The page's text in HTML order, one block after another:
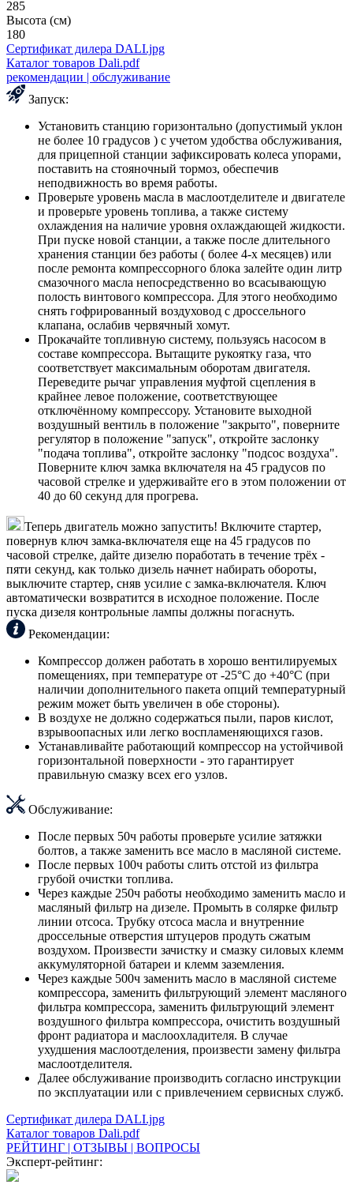
285
Высота (см)
180
Сертификат дилера DALI.jpg
Каталог товаров Dali.pdf
рекомендации | обслуживание
Запуск:
Установить станцию горизонтально (допустимый уклон
не более 10 градусов ) с учетом удобства обслуживания,
для прицепной станции зафиксировать колеса упорами,
поставить на стояночный тормоз, обеспечив
неподвижность во время работы.
Проверьте уровень масла в маслоотделителе и двигателе
и проверьте уровень топлива, а также систему
охлаждения на наличие уровня охлаждающей жидкости.
При пуске новой станции, а также после длительного
хранения станции без работы ( более 4-х месяцев) или
после ремонта компрессорного блока залейте один литр
смазочного масла непосредственно во всасывающую
полость винтового компрессора. Для этого необходимо
снять гофрированный воздуховод с дроссельного
клапана, ослабив червячный хомут.
Прокачайте топливную систему, пользуясь насосом в
составе компрессора. Вытащите рукоятку газа, что
соответствует максимальным оборотам двигателя.
Переведите рычаг управления муфтой сцепления в
крайнее левое положение, соответствующее
отключённому компрессору. Установите выходной
воздушный вентиль в положение "закрыто", поверните
регулятор в положение "запуск", откройте заслонку
"подача топлива", откройте заслонку "подсос воздуха".
Поверните ключ замка включателя на 45 градусов по
часовой стрелке и удерживайте его в этом положении от
40 до 60 секунд для прогрева.
Теперь двигатель можно запустить! Включите стартер,
повернув ключ замка-включателя еще на 45 градусов по
часовой стрелке, дайте дизелю поработать в течение трёх -
пяти секунд, как только дизель начнет набирать обороты,
выключите стартер, сняв усилие с замка-включателя. Ключ
автоматически возвратится в исходное положение. После
пуска дизеля контрольные лампы должны погаснуть.
Рекомендации:
Компрессор должен работать в хорошо вентилируемых
помещениях, при температуре от -25°C до +40°C (при
наличии дополнительного пакета опций температурный
режим может быть увеличен в обе стороны).
В воздухе не должно содержаться пыли, паров кислот,
взрывоопасных или легко воспламеняющихся газов.
Устанавливайте работающий компрессор на устойчивой
горизонтальной поверхности - это гарантирует
правильную смазку всех его узлов.
Обслуживание:
После первых 50ч работы проверьте усилие затяжки
болтов, а также заменить все масло в масляной системе.
После первых 100ч работы слить отстой из фильтра
грубой очистки топлива.
Через каждые 250ч работы необходимо заменить масло и
масляный фильтр на дизеле. Промыть в солярке фильтр
линии отсоса. Трубку отсоса масла и внутренние
дроссельные отверстия штуцеров продуть сжатым
воздухом. Произвести зачистку и смазку силовых клемм
аккумуляторной батареи и клемм заземления.
Через каждые 500ч заменить масло в масляной системе
компрессора, заменить фильтрующий элемент масляного
фильтра компрессора, заменить фильтрующий элемент
воздушного фильтра компрессора, очистить воздушный
фронт радиатора и маслоохладителя. В случае
ухудшения маслоотделения, произвести замену фильтра
маслоотделителя.
Далее обслуживание производить согласно инструкции
по эксплуатации или с привлечением сервисных служб.
Сертификат дилера DALI.jpg
Каталог товаров Dali.pdf
РЕЙТИНГ | ОТЗЫВЫ | ВОПРОСЫ
Эксперт-рейтинг: